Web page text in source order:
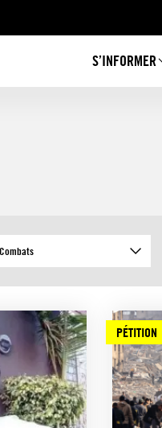
S’INFORMER
Combats
PÉTITION